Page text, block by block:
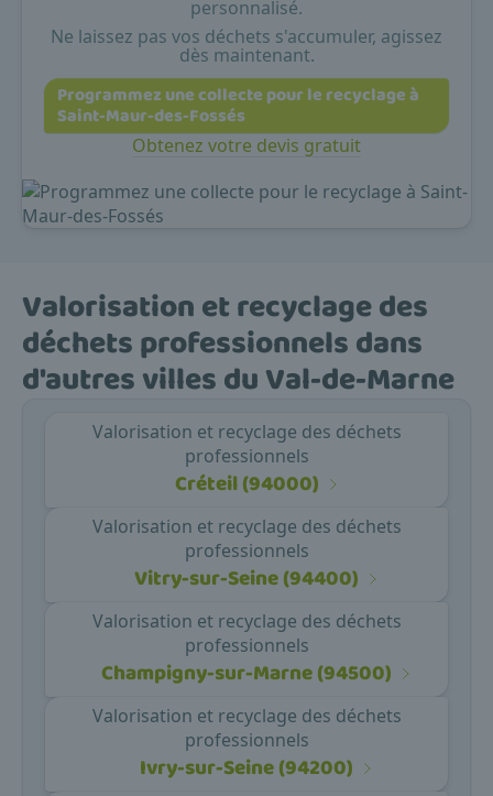
personnalisé.
Ne laissez pas vos déchets s'accumuler, agissez
dès maintenant.
Programmez une collecte pour le recyclage à
Saint-Maur-des-Fossés
Obtenez votre devis gratuit
Valorisation et recyclage des
déchets professionnels dans
d'autres villes du Val-de-Marne
Valorisation et recyclage des déchets
professionnels
Créteil (94000)
Valorisation et recyclage des déchets
professionnels
Vitry-sur-Seine (94400)
Valorisation et recyclage des déchets
professionnels
Champigny-sur-Marne (94500)
Valorisation et recyclage des déchets
professionnels
Ivry-sur-Seine (94200)